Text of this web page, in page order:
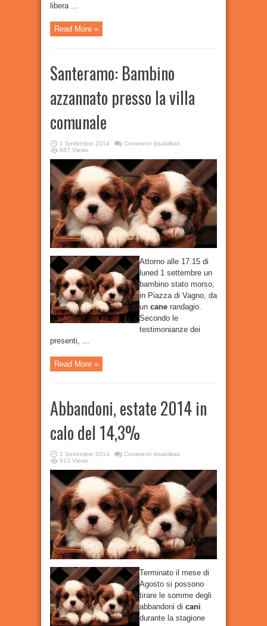
libera ...
Read More »
Santeramo: Bambino
azzannato presso la villa
comunale
1 Settembre 2014 Commenti disabilitatisu
azzannato
presso
la
villa
comunale
887 Views
Attorno alle 17.15 di
luned 1 settembre un
bambino stato morso,
in Piazza di Vagno, da
un cane randagio.
Secondo le
testimonianze dei
presenti, ...
Read More »
Abbandoni, estate 2014 in
calo del 14,3%
1 Settembre 2014 Commenti disabilitatisu
2014
calo
del
14,3%
813 Views
Terminato il mese di
Agosto si possono
tirare le somme degli
abbandoni di cani
durante la stagione